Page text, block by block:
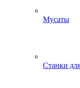
Мусаты
Станки